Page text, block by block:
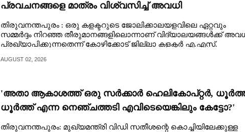
പ്രവചനങ്ങളെ മാത്രം വിശ്വസിച്ച് അവധി
പ്രഖ്യാപിക്കാൻ കഴിയില്ല"
തിരുവനന്തപുരം : ഒരു കളക്ടറുടെ ജോലിക്കാലയളവിലെ ഏറ്റവും
സമ്മർദ്ദം നിറഞ്ഞ തീരുമാനങ്ങളിലൊന്നാണ് വിദ്യാലയങ്ങൾക്ക്
പ്രഖ്യാപിക്കുന്നതെന്ന് കോഴിക്കോട് ജില്ലാ കളക്ടർ എ.എസ്.
AUGUST 02, 2026
'അതാ ആകാശത്ത് ഒരു സർക്കാർ ഹെലികോപ്റ്റർ,
ധൂർത്ത് എന്ന നെഞ്ചത്തടി എവിടെയെങ്കിലും കേട്ടോ?'
തിരുവനന്തപുരം: മുഖ്യമന്ത്രി വിഡി സതീശന്റെ കൊച്ചിയിലേക്കുള്ള